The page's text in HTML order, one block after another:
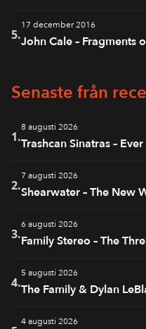
5.
17 december 2016
John Cale – Fragments
Senaste från
1.
8 augusti 2026
Trashcan Sinatras –
2.
7 augusti 2026
Shearwater – The New
3.
6 augusti 2026
Family Stereo – The
4.
5 augusti 2026
The Family & Dylan
4 augusti 2026